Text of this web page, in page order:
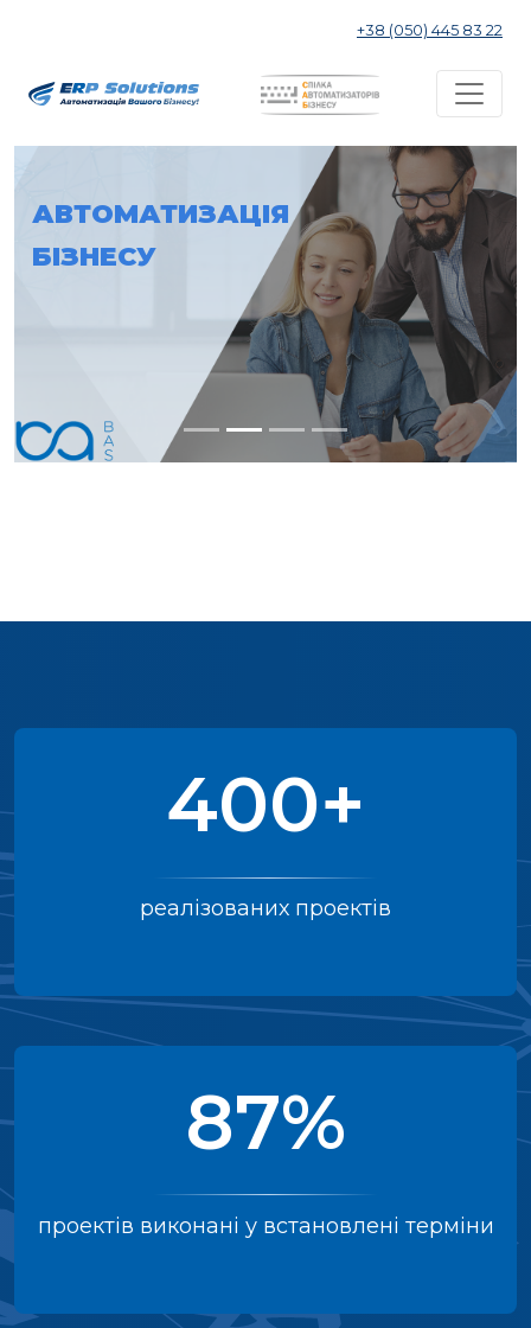
+38 (050) 445 83 22
АВТОМАТИЗАЦІЯ
БІЗНЕСУ
400+
реалізованих проектів
87%
проектів виконані у встановлені терміни